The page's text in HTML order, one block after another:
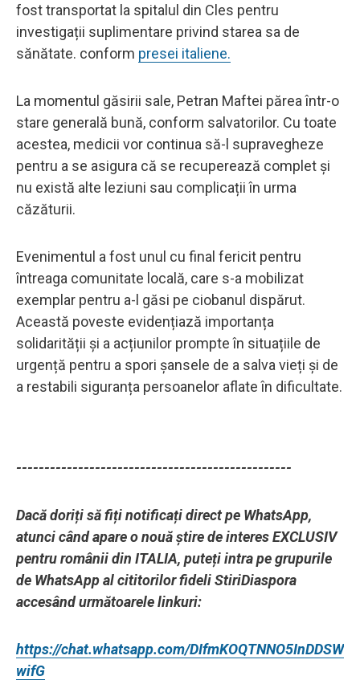
fost transportat la spitalul din Cles pentru
investigații suplimentare privind starea sa de
sănătate. conform presei italiene.
La momentul găsirii sale, Petran Maftei părea într-o
stare generală bună, conform salvatorilor. Cu toate
acestea, medicii vor continua să-l supravegheze
pentru a se asigura că se recuperează complet și
nu există alte leziuni sau complicații în urma
căzăturii.
Evenimentul a fost unul cu final fericit pentru
întreaga comunitate locală, care s-a mobilizat
exemplar pentru a-l găsi pe ciobanul dispărut.
Această poveste evidențiază importanța
solidarității și a acțiunilor prompte în situațiile de
urgență pentru a spori șansele de a salva vieți și de
a restabili siguranța persoanelor aflate în dificultate.
-------------------------------------------------
Dacă doriți să fiți notificați direct pe WhatsApp,
atunci când apare o nouă știre de interes EXCLUSIV
pentru românii din ITALIA, puteți intra pe grupurile
de WhatsApp al cititorilor fideli StiriDiaspora
accesând următoarele linkuri:
https://chat.whatsapp.com/DIfmKOQTNNO5InDDSW
wifG